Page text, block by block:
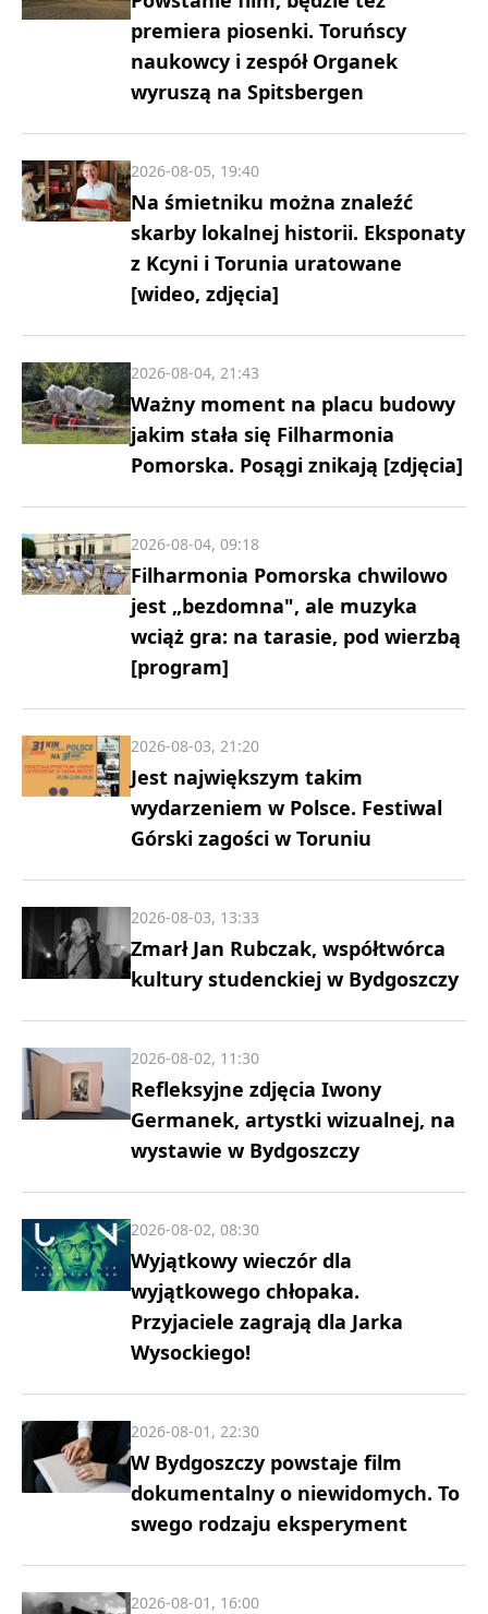
premiera piosenki. Toruńscy
naukowcy i zespół Organek
wyruszą na Spitsbergen
Na śmietniku można znaleźć
skarby lokalnej historii. Eksponaty
z Kcyni i Torunia uratowane
[wideo, zdjęcia]
2026-08-05, 19:40
Ważny moment na placu budowy
jakim stała się Filharmonia
Pomorska. Posągi znikają [zdjęcia]
2026-08-04, 21:43
Filharmonia Pomorska chwilowo
jest „bezdomna", ale muzyka
wciąż gra: na tarasie, pod wierzbą
[program]
2026-08-04, 09:18
Jest największym takim
wydarzeniem w Polsce. Festiwal
Górski zagości w Toruniu
2026-08-03, 21:20
Zmarł Jan Rubczak, współtwórca
kultury studenckiej w Bydgoszczy
2026-08-03, 13:33
Refleksyjne zdjęcia Iwony
Germanek, artystki wizualnej, na
wystawie w Bydgoszczy
2026-08-02, 11:30
Wyjątkowy wieczór dla
wyjątkowego chłopaka.
Przyjaciele zagrają dla Jarka
Wysockiego!
2026-08-02, 08:30
W Bydgoszczy powstaje film
dokumentalny o niewidomych. To
swego rodzaju eksperyment
2026-08-01, 22:30
2026-08-01, 16:00